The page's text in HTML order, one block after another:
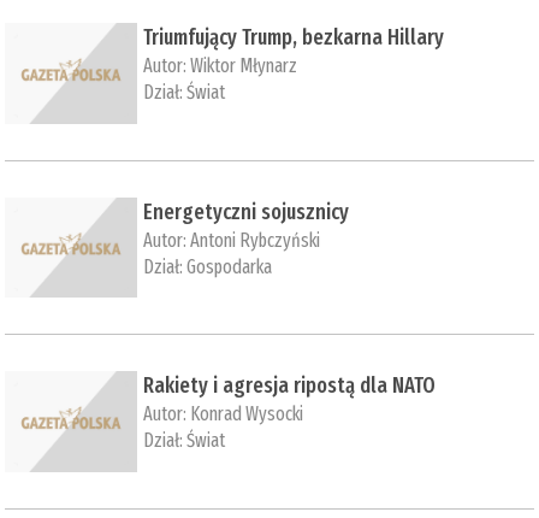
Triumfujący Trump, bezkarna Hillary
Autor:Wiktor Młynarz
Dział:Świat
Energetyczni sojusznicy
Autor:Antoni Rybczyński
Dział:Gospodarka
Rakiety i agresja ripostą dla NATO
Autor: Konrad Wysocki
Dział:Świat